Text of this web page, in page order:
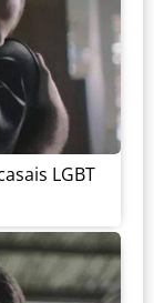
LGBT